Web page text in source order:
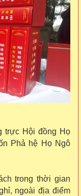
trực Hội đồng Họ
Phả hệ Họ Ngô
trong thời gian
ngoài địa điểm